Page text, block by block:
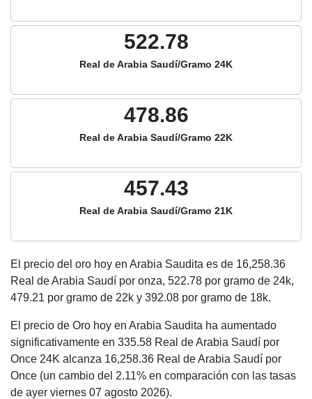
522.78
Real de Arabia Saudí/Gramo 24K
478.86
Real de Arabia Saudí/Gramo 22K
457.43
Real de Arabia Saudí/Gramo 21K
El precio del oro hoy en Arabia Saudita es de 16,258.36
Real de Arabia Saudí por onza, 522.78 por gramo de 24k,
479.21 por gramo de 22k y 392.08 por gramo de 18k.
El precio de Oro hoy en Arabia Saudita ha aumentado
significativamente en 335.58 Real de Arabia Saudí por
Once 24K alcanza 16,258.36 Real de Arabia Saudí por
Once (un cambio del 2.11% en comparación con las tasas
de ayer viernes 07 agosto 2026).